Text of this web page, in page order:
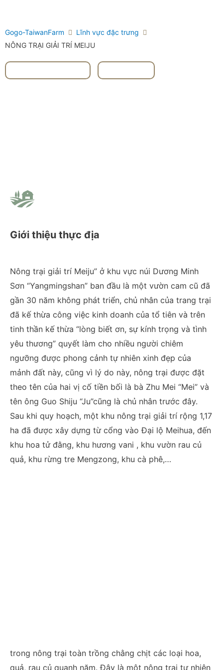
Gogo-TaiwanFarm
Lĩnh vực đặc trưng
NÔNG TRẠI GIẢI TRÍ MEIJU
Giới thiệu thực địa
Nông trại giải trí Meiju” ở khu vực núi Dương Minh
Sơn “Yangmingshan” ban đầu là một vườn cam cũ đã
gần 30 năm không phát triển, chủ nhân của trang trại
đã kế thừa công việc kinh doanh của tổ tiên và trên
tinh thần kế thừa “lòng biết ơn, sự kính trọng và tình
yêu thương” quyết làm cho nhiều người chiêm
ngưỡng được phong cảnh tự nhiên xinh đẹp của
mảnh đất này, cũng vì lý do này, nông trại được đặt
theo tên của hai vị cố tiền bối là bà Zhu Mei “Mei” và
tên ông Guo Shiju “Ju”cũng là chủ nhân trước đây.
Sau khi quy hoạch, một khu nông trại giải trí rộng 1,17
ha đã được xây dựng từ cổng vào Đại lộ Meihua, đến
khu hoa tử đằng, khu hương vani , khu vườn rau củ
quả, khu rừng tre Mengzong, khu cà phê,…
trong nông trại toàn trồng chằng chịt các loại hoa,
quả, rau củ quanh năm. Đây là một nông trại tự nhiên